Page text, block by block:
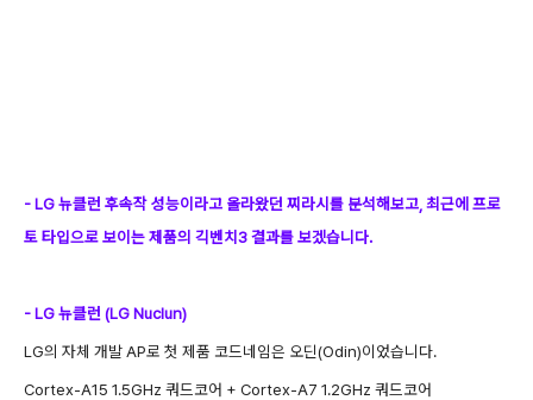
- LG 뉴클런 후속작 성능이라고 올라왔던 찌라시를 분석해보고, 최근에 프로
토 타입으로 보이는 제품의 긱벤치3 결과를 보겠습니다.
- LG 뉴클런 (LG Nuclun)
LG의 자체 개발 AP로 첫 제품 코드네임은 오딘(Odin)이었습니다.
Cortex-A15 1.5GHz 쿼드코어 + Cortex-A7 1.2GHz 쿼드코어